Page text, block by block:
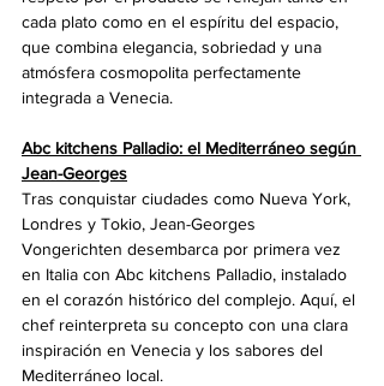
cada plato como en el espíritu del espacio,
que combina elegancia, sobriedad y una
atmósfera cosmopolita perfectamente
integrada a Venecia.
Abc kitchens Palladio: el Mediterráneo según
Jean-Georges
Tras conquistar ciudades como Nueva York,
Londres y Tokio, Jean-Georges
Vongerichten desembarca por primera vez
en Italia con Abc kitchens Palladio, instalado
en el corazón histórico del complejo. Aquí, el
chef reinterpreta su concepto con una clara
inspiración en Venecia y los sabores del
Mediterráneo local.